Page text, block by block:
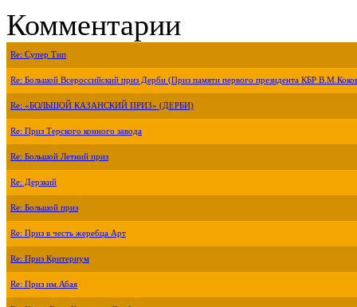
Комментарии
Re: Супер Тип
Re: Большой Всероссийский приз Дерби (Приз памяти первого президента КБР
Re: «БОЛЬШОЙ КАЗАНСКИЙ ПРИЗ» (ДЕРБИ)
Re: Приз Терского конного завода
Re: Большой Летний приз
Re: Дерзкий
Re: Большой приз
Re: Приз в честь жеребца Арт
Re: Приз Критериум
Re: Приз им.Абая